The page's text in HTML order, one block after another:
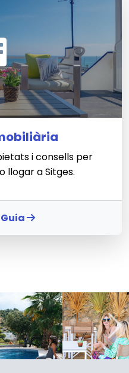
i consells per
llogar a Sitges.